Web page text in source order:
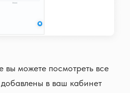
можете посмотреть все
в ваш кабинет